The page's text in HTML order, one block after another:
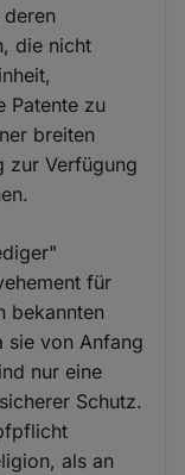
die nicht
Patente zu
breiten
zur Verfügung
für
bekannten
sie von Anfang
nur eine
Schutz.
als an